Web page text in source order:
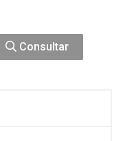
Consultar